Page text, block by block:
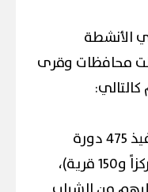
الأنشطة
محافظات وقرى
التوعية بمخاطر الهجرة: تم تنفيذ 475 دورة
توعوية في 15 محافظة (30 مركزاً و150 قرية)،